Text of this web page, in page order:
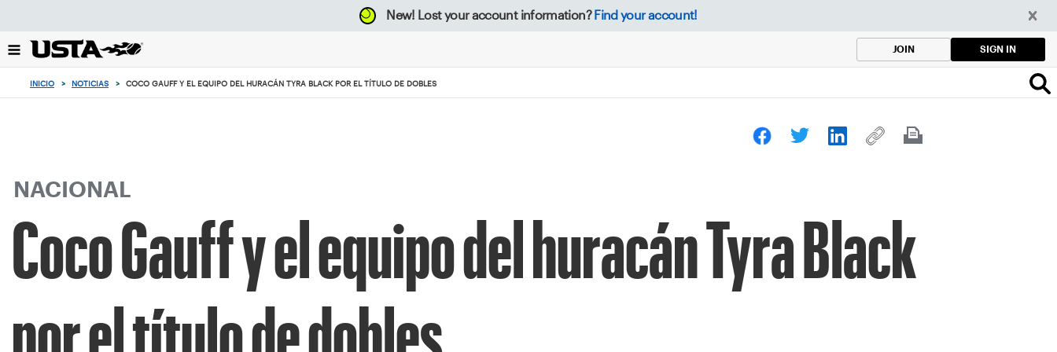
el
botón
New! Lost your account information? Find your account!
JOIN SIGN IN
INICIO > NOTICIAS > COCO GAUFF Y EL EQUIPO DEL HURACÁN TYRA BLACK POR EL TÍTULO DE DOBLES
NACIONAL
Coco Gauff y el equipo del huracán Tyra Black
por el título de dobles